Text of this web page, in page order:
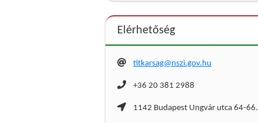
Elérhetőség
titkarsag@nszi.gov.hu
+36 20 381 2988
1142 Budapest Ungvár utca 64-66.